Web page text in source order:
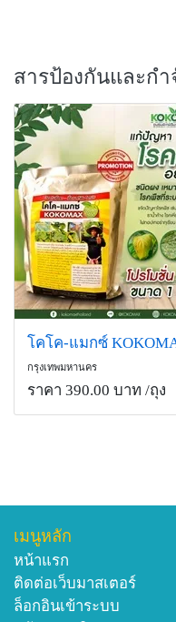
สารป้องกันและก
โคโค-แมกซ์
กรุงเทพมหานคร
ราคา 390.00 บาท /ถุง
เมนูหลัก
หน้าแรก
ติดต่อเว็บมาสเตอร์
ล็อกอินเข้าระบบ